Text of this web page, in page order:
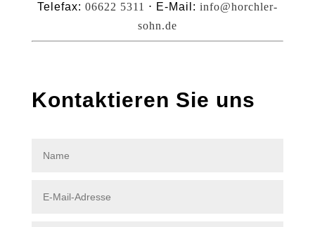
Telefax: 06622 5311 ⋅ E-Mail: info@horchler-
sohn.de
Kontaktieren Sie uns